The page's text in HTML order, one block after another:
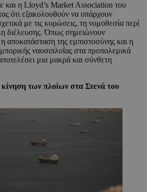
και η Lloyd’s Market Association του
ότι εξακολουθούν να υπάρχουν
με τις κυρώσεις, τη νομοθεσία περί
διέλευσης. Όπως σημειώνουν
αποκατάσταση της εμπιστοσύνης και η
ναυσιπλοΐας στα προπολεμικά
μια μακρά και σύνθετη
των πλοίων στα Στενά του